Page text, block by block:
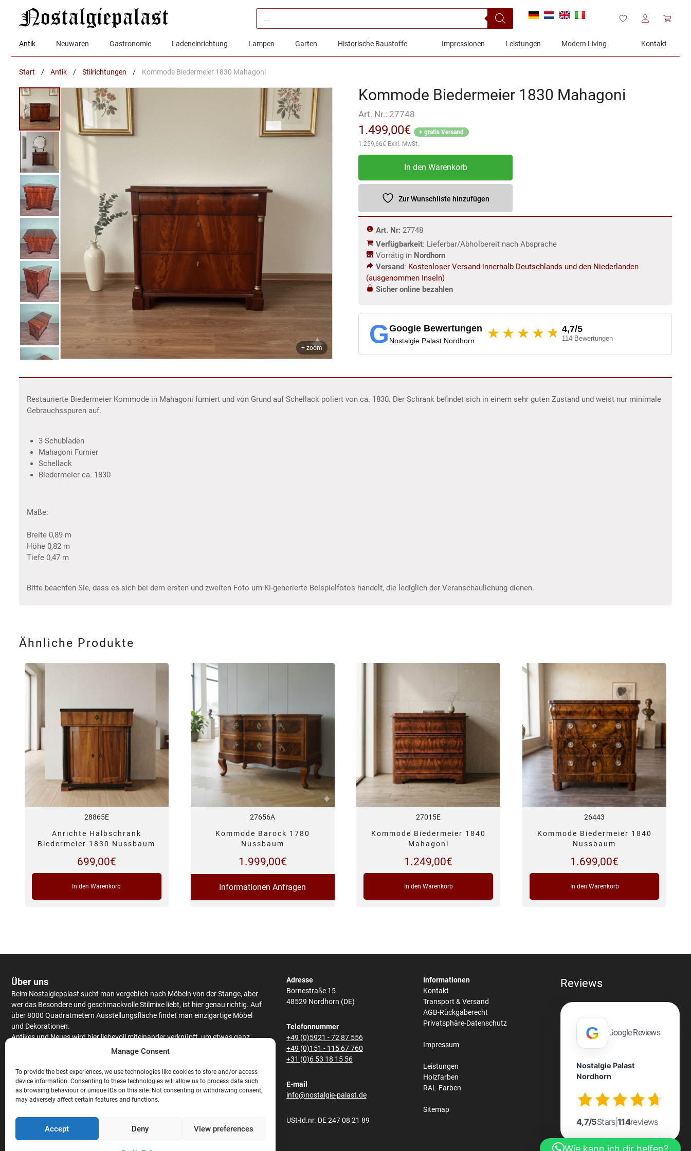
Manage Consent
To provide the best experiences, we use technologies like cookies to store and/or access
device information. Consenting to these technologies will allow us to process data such
as browsing behaviour or unique IDs on this site. Not consenting or withdrawing consent,
may adversely affect certain features and functions.
Accept Deny View preferences
Products
search
Antik Neuwaren Gastronomie Ladeneinrichtung Lampen Garten Historische Baustoffe Impressionen Leistungen Modern Living Kontakt
Start / Antik / Stilrichtungen / Kommode Biedermeier 1830 Mahagoni
+ zoom
Kommode Biedermeier 1830 Mahagoni
Art. Nr.: 27748
1.499,00€
+ gratis Versand
1.259,66€ Exkl. MwSt.
Kommode
Biedermeier
1830
Mahagoni
Menge
In den Warenkorb
Zur Wunschliste hinzufügen
Art. Nr:27748
Verfügbarkeit: Lieferbar/Abholbereit nach Absprache
Vorrätig in Nordhorn
Versand: Kostenloser Versand innerhalb Deutschlands und den Niederlanden
(ausgenommen Inseln)
Sicher online bezahlen
GGoogle Bewertungen
Nostalgie Palast Nordhorn ★★★★ ★ 4,7/5
114 Bewertungen
Restaurierte Biedermeier Kommode in Mahagoni furniert und von Grund auf Schellack poliert von ca. 1830. Der Schrank befindet sich in einem sehr guten Zustand und weist nur minimale
Gebrauchsspuren auf.
3 Schubladen
Mahagoni Furnier
Schellack
Biedermeier ca. 1830
Maße:
Breite 0,89 m
Höhe 0,82 m
Tiefe 0,47 m
Bitte beachten Sie, dass es sich bei dem ersten und zweiten Foto um KI-generierte Beispielfotos handelt, die lediglich der Veranschaulichung dienen.
Ähnliche Produkte
28865E
Anrichte Halbschrank
Biedermeier 1830 Nussbaum
699,00€
In den Warenkorb
27656A
Kommode Barock 1780
Nussbaum
1.999,00€
Informationen Anfragen
27015E
Kommode Biedermeier 1840
Mahagoni
1.249,00€
In den Warenkorb
26443
Kommode Biedermeier 1840
Nussbaum
1.699,00€
In den Warenkorb
Über uns
Beim Nostalgiepalast sucht man vergeblich nach Möbeln von der Stange, aber
wer das Besondere und geschmackvolle Stilmixe liebt, ist hier genau richtig. Auf
über 8000 Quadratmetern Ausstellungsfläche findet man einzigartige Möbel
und Dekorationen.
Antikesund Neues wird hier liebevoll miteinander verknüpft, um etwas ganz
SchränkeundTische werden aus massiv Eiche,
antiken Stücken.
Neben Couchgarnituren,Stühlen,Raritätenund ausgefallenen
Gartendekorationen wird auch noch eine gigantische Auswahl anBars und
Thekenangeboten. HochwertigeStehtischeund
, sondern auch für den privaten Gebrauch, perfekt geeignet.
Abgerundet wird das Sortiment mit exklusiven
Ladeneinrichtungendie aus
Adresse
Bornestraße 15
48529 Nordhorn (DE)
Telefonnummer
+49 (0)5921 - 72 87 556
+49 (0)151 - 115 67 760
+31 (0)6 53 18 15 56
E-mail
info@nostalgie-palast.de
USt-Id.nr. DE 247 08 21 89
Informationen
Kontakt
Transport & Versand
AGB-Rückgaberecht
Privatsphäre-Datenschutz
Impressum
Leistungen
Holzfarben
RAL-Farben
Sitemap
Reviews
G Google Reviews
Nostalgie Palast
Nordhorn
4,7/5Stars|114reviews
Wie kann ich dir helfen?